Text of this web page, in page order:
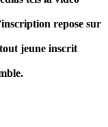
repose sur
jeune inscrit